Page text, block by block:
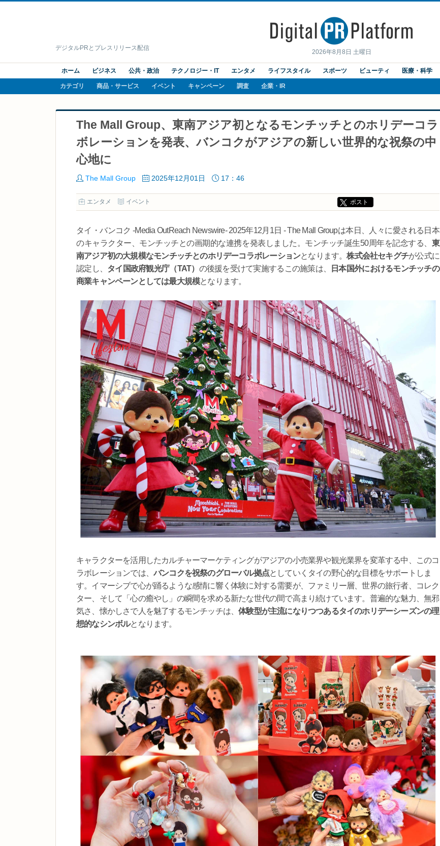
2026年8月8日 土曜日
デジタルPRとプレスリリース配信
ホーム ビジネス 公共・政治 テクノロジー・IT エンタメ ライフスタイル スポーツ ビューティ 医療・科学
カテゴリ 商品・サービス イベント キャンペーン 調査 企業・IR
The Mall Group、東南アジア初となるモンチッチとのホリデーコラ
ボレーションを発表、バンコクがアジアの新しい世界的な祝祭の中
心地に
The Mall Group 2025年12月01日 17：46
エンタメ イベント ポスト
タイ・バンコク -Media OutReach Newswire- 2025年12月1日 - The Mall Groupは本日、人々に愛される日本
のキャラクター、モンチッチとの画期的な連携を発表しました。モンチッチ誕生50周年を記念する、 東
南アジア初の大規模なモンチッチとのホリデーコラボレーションとなります。株式会社セキグチが公式に
認定し、 タイ国政府観光庁（TAT） の後援を受けて実施するこの施策は、
日本国外におけるモンチッチの
商業キャンペーンとしては最大規模となります。
キャラクターを活用したカルチャーマーケティングがアジアの小売業界や観光業界を変革する中、このコ
ラボレーションでは、 バンコクを祝祭のグローバル拠点としていくタイの野心的な目標をサポートしま
す。イマーシブで心が踊るような感情に響く体験に対する需要が、ファミリー層、世界の旅行者、コレク
ター、そして「心の癒やし」の瞬間を求める新たな世代の間で高まり続けています。普遍的な魅力、無邪
気さ、懐かしさで人を魅了するモンチッチは、体験型が主流になりつつあるタイのホリデーシーズンの理
想的なシンボルとなります。